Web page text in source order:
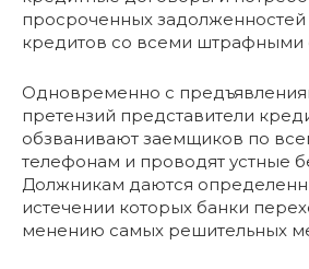
просроченных
кредитов со всеми штрафными
Одновременно с
претензий представители
обзванивают заемщиков по
телефонам и проводят устные
Должникам даются
истечении которых банки
менению самых решительных